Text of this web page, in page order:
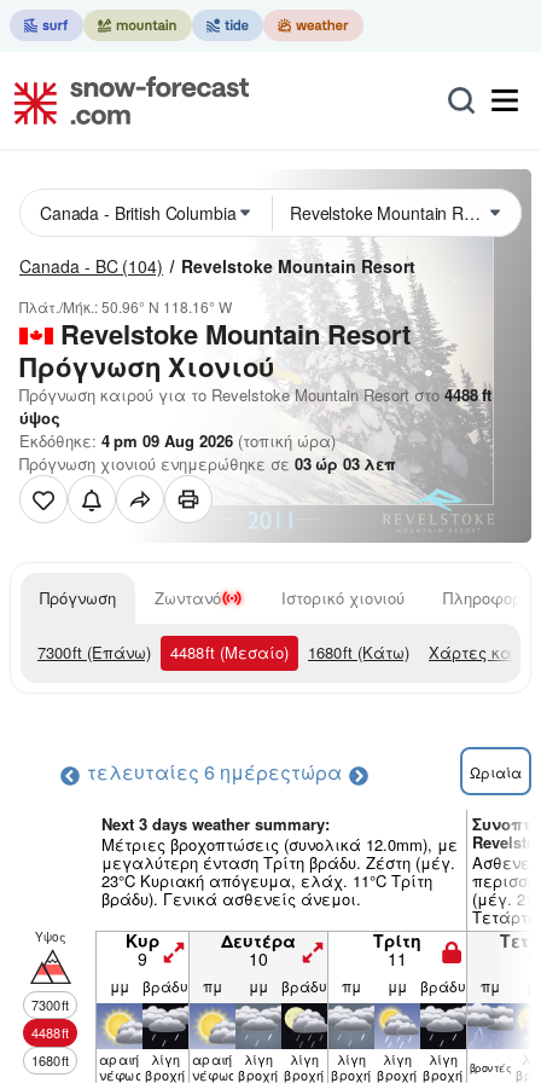
Canada - BC (104) Revelstoke Mountain Resort
Πλάτ./Μήκ.:50.96° N 118.16° W
Revelstoke Mountain Resort
Πρόγνωση Χιονιού
Πρόγνωση καιρού για το Revelstoke Mountain Resort στο 4488ft
ύψος
Εκδόθηκε: 4 pm 09 Aug 2026 (τοπική ώρα)
Πρόγνωση χιονιού ενημερώθηκε σε 03ώρ03λεπ
Πρόγνωση Ζωντανό Ιστορικό χιονιού
7300ft (Επάνω) 4488ft (Μεσαίο) 1680ft (Κάτω) Χάρτες
τελευταίες 6 ημέρεςτώρα Ωριαία
Next 3 days weather summary:
Μέτριες βροχοπτώσεις (συνολικά 12.0mm), με
μεγαλύτερη ένταση Τρίτη βράδυ. Ζέστη (μέγ.
23°C Κυριακή απόγευμα, ελάχ. 11°C Τρίτη
βράδυ). Γενικά ασθενείς άνεμοι. (μέγ.
Υψος
7300ft
4488ft
1680ft
Κυρ
9
Δευτέρα
10
Τρίτη
11
μμ βράδυ πμ μμ βράδυ πμ μμ βράδυ πμ
αραιή
νέφωση
λίγη
βροχή
αραιή
νέφωση
λίγη
βροχή
λίγη
βροχή
λίγη
βροχή
λίγη
βροχή
λίγη
βροχή βρον­τές